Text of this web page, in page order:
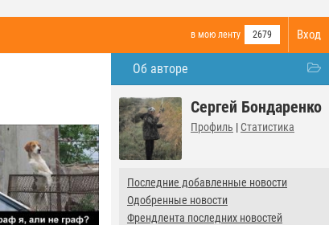
Вход
в мою ленту 2679
Об авторе
Сергей Бондаренко
Профиль | Статистика
Последние добавленные новости
Одобренные новости
Френдлента последних новостей